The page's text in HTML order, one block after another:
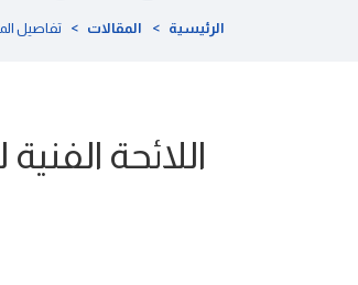
الرئيسية > المقالات > تفاصيل
اللائحة